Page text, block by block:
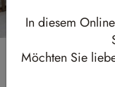
In diesem
Möchten Sie